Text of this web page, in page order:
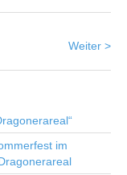
Weiter >
im